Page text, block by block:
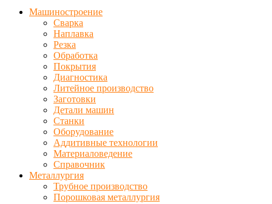
Машиностроение
Сварка
Наплавка
Резка
Обработка
Покрытия
Диагностика
Литейное производство
Заготовки
Детали машин
Станки
Оборудование
Аддитивные технологии
Материаловедение
Справочник
Металлургия
Трубное производство
Порошковая металлургия